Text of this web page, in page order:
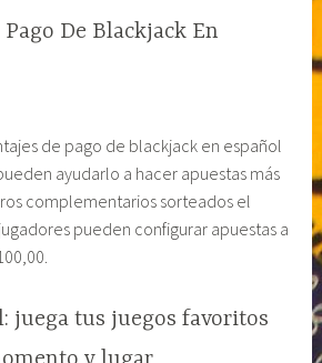
De Blackjack En
de pago de blackjack en español
ayudarlo a hacer apuestas más
complementarios sorteados el
pueden configurar apuestas a
juega tus juegos favoritos